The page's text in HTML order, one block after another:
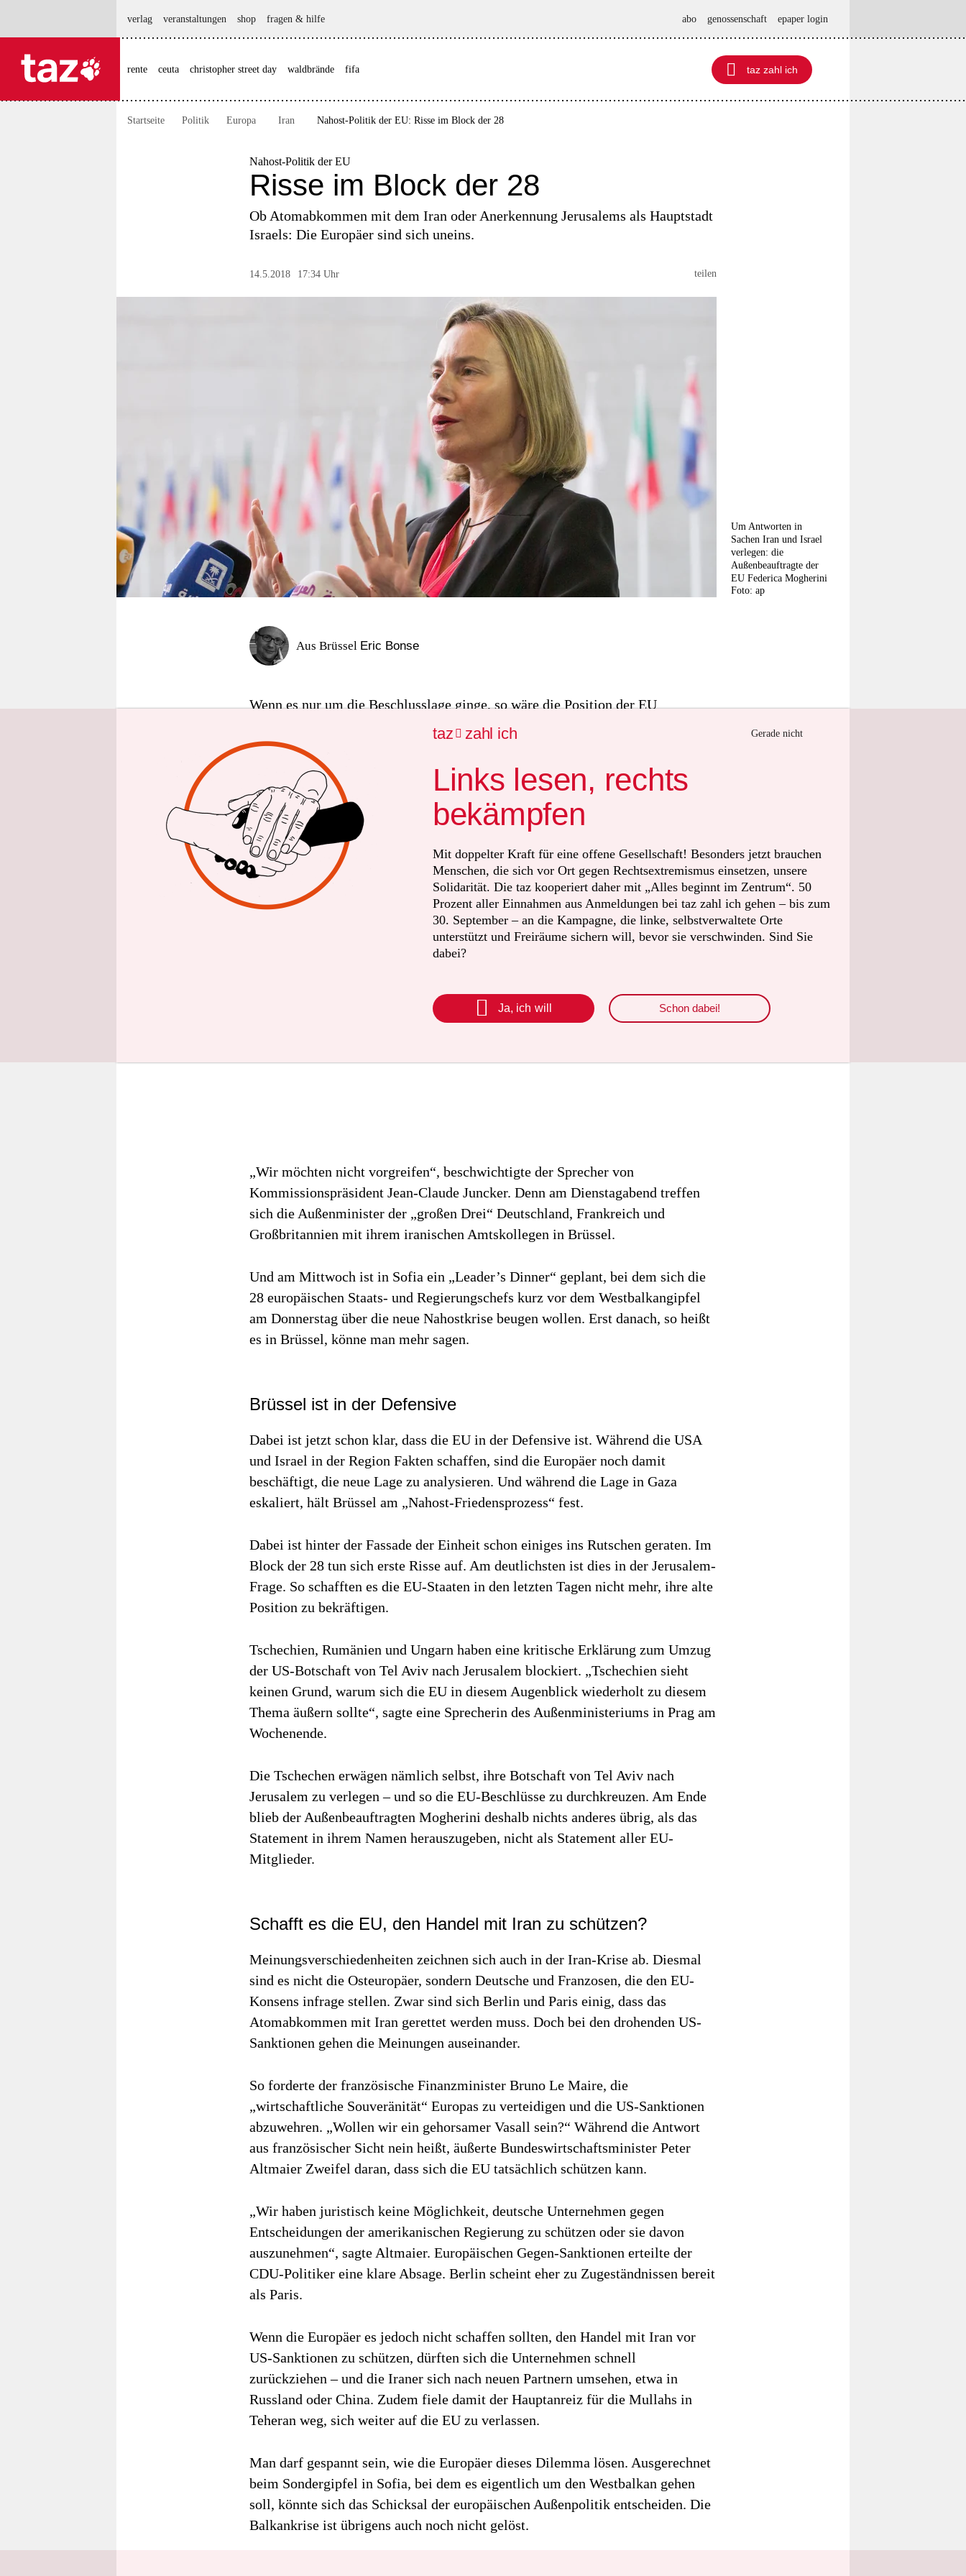
veranstaltungen
fragen & hilfe
unterstützen
abo
verlag
veranstaltungen shop fragen & hilfe abo genossenschaft epaper login
rente ceuta christopher street day waldbrände fifa 
taz zahl ich
taz zahl ich
Startseite Politik Europa Iran Nahost-Politik der EU: Risse im Block der 28
Nahost-Politik der EU
Risse im Block der 28
Ob Atomabkommen mit dem Iran oder Anerkennung Jerusalems als Hauptstadt
Israels: Die Europäer sind sich uneins.
14.5.2018 17:34 Uhr teilen
Um Antworten in
Sachen Iran und Israel
verlegen: die
Außenbeauftragte der
EU Federica Mogherini
Foto: ap
Aus Brüssel Eric Bonse
Wenn es nur um die Beschlusslage ginge, so wäre die Position der EU
sonnenklar: Kein Ausstieg aus dem Atomabkommen mit dem Iran, keine
vorzeitige Anerkennung Jerusalems als Hauptstadt Israels. Und in Gaza sollten
Israelis und Palästinenser „Zurückhaltung“ üben.
Diese offiziellen Positionen beteten die Sprecher der EU-Kommission und der
Außenbeauftragten Federica Mogherini auch am Montag in Brüssel nach. Doch
schon bei Fragen nach dem doppelten amerikanischen und iranischen
Ultimatum an die Europäer wussten sie keine Antwort.
„Wir möchten nicht vorgreifen“, beschwichtigte der Sprecher von
Kommissionspräsident Jean-Claude Juncker. Denn am Dienstagabend treffen
sich die Außenminister der „großen Drei“ Deutschland, Frankreich und
Großbritannien mit ihrem iranischen Amtskollegen in Brüssel.
Und am Mittwoch ist in Sofia ein „Leader’s Dinner“ geplant, bei dem sich die
28 europäischen Staats- und Regierungschefs kurz vor dem Westbalkangipfel
am Donnerstag über die neue Nahostkrise beugen wollen. Erst danach, so heißt
es in Brüssel, könne man mehr sagen.
Brüssel ist in der Defensive
Dabei ist jetzt schon klar, dass die EU in der Defensive ist. Während die USA
und Israel in der Region Fakten schaffen, sind die Europäer noch damit
beschäftigt, die neue Lage zu analysieren. Und während die Lage in Gaza
eskaliert, hält Brüssel am „Nahost-Friedensprozess“ fest.
Dabei ist hinter der Fassade der Einheit schon einiges ins Rutschen geraten. Im
Block der 28 tun sich erste Risse auf. Am deutlichsten ist dies in der Jerusalem-
Frage. So schafften es die EU-Staaten in den letzten Tagen nicht mehr, ihre alte
Position zu bekräftigen.
Tschechien, Rumänien und Ungarn haben eine kritische Erklärung zum Umzug
der US-Botschaft von Tel Aviv nach Jerusalem blockiert. „Tschechien sieht
keinen Grund, warum sich die EU in diesem Augenblick wiederholt zu diesem
Thema äußern sollte“, sagte eine Sprecherin des Außenministeriums in Prag am
Wochenende.
Die Tschechen erwägen nämlich selbst, ihre Botschaft von Tel Aviv nach
Jerusalem zu verlegen – und so die EU-Beschlüsse zu durchkreuzen. Am Ende
blieb der Außenbeauftragten Mogherini deshalb nichts anderes übrig, als das
Statement in ihrem Namen herauszugeben, nicht als Statement aller EU-
Mitglieder.
Schafft es die EU, den Handel mit Iran zu schützen?
Meinungsverschiedenheiten zeichnen sich auch in der Iran-Krise ab. Diesmal
sind es nicht die Osteuropäer, sondern Deutsche und Franzosen, die den EU-
Konsens infrage stellen. Zwar sind sich Berlin und Paris einig, dass das
Atomabkommen mit Iran gerettet werden muss. Doch bei den drohenden US-
Sanktionen gehen die Meinungen auseinander.
So forderte der französische Finanzminister Bruno Le Maire, die
„wirtschaftliche Souveränität“ Europas zu verteidigen und die US-Sanktionen
abzuwehren. „Wollen wir ein gehorsamer Vasall sein?“ Während die Antwort
aus französischer Sicht nein heißt, äußerte Bundeswirtschaftsminister Peter
Altmaier Zweifel daran, dass sich die EU tatsächlich schützen kann.
„Wir haben juristisch keine Möglichkeit, deutsche Unternehmen gegen
Entscheidungen der amerikanischen Regierung zu schützen oder sie davon
auszunehmen“, sagte Altmaier. Europäischen Gegen-Sanktionen erteilte der
CDU-Politiker eine klare Absage. Berlin scheint eher zu Zugeständnissen bereit
als Paris.
Wenn die Europäer es jedoch nicht schaffen sollten, den Handel mit Iran vor
US-Sanktionen zu schützen, dürften sich die Unternehmen schnell
zurückziehen – und die Iraner sich nach neuen Partnern umsehen, etwa in
Russland oder China. Zudem fiele damit der Hauptanreiz für die Mullahs in
Teheran weg, sich weiter auf die EU zu verlassen.
Man darf gespannt sein, wie die Europäer dieses Dilemma lösen. Ausgerechnet
beim Sondergipfel in Sofia, bei dem es eigentlich um den Westbalkan gehen
soll, könnte sich das Schicksal der europäischen Außenpolitik entscheiden. Die
Balkankrise ist übrigens auch noch nicht gelöst.
taz  zahl ich Gerade nicht
Links lesen, rechts
bekämpfen
Mit doppelter Kraft für eine offene Gesellschaft! Besonders jetzt brauchen
Menschen, die sich vor Ort gegen Rechtsextremismus einsetzen, unsere
Solidarität. Die taz kooperiert daher mit „Alles beginnt im Zentrum“. 50
Prozent aller Einnahmen aus Anmeldungen bei taz zahl ich gehen – bis zum
30. September – an die Kampagne, die linke, selbstverwaltete Orte
unterstützt und Freiräume sichern will, bevor sie verschwinden. Sind Sie
dabei?
 Ja, ich will Schon dabei!